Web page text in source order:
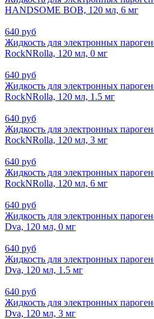
HANDSOME BOB, 120 мл, 6 мг
640 руб
Жидкость для электронных
RockNRolla, 120 мл, 0 мг
640 руб
Жидкость для электронных
RockNRolla, 120 мл, 1.5 мг
640 руб
Жидкость для электронных
RockNRolla, 120 мл, 3 мг
640 руб
Жидкость для электронных
RockNRolla, 120 мл, 6 мг
640 руб
Жидкость для электронных
Dva, 120 мл, 0 мг
640 руб
Жидкость для электронных
Dva, 120 мл, 1.5 мг
640 руб
Жидкость для электронных
Dva, 120 мл, 3 мг